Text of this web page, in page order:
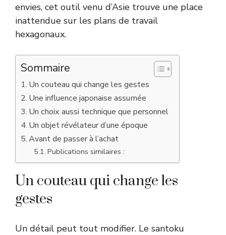
envies, cet outil venu d’Asie trouve une place
inattendue sur les plans de travail
hexagonaux.
Sommaire
Un couteau qui change les gestes
Une influence japonaise assumée
Un choix aussi technique que personnel
Un objet révélateur d’une époque
Avant de passer à l’achat
Publications similaires :
Un couteau qui change les
gestes
Un détail peut tout modifier. Le santoku